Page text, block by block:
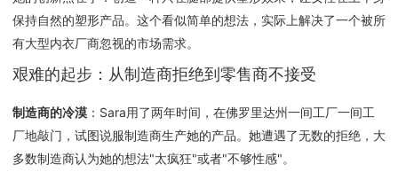
保持自然的塑形产品。这个看似简单的想法，实际上解决了一个被所
有大型内衣厂商忽视的市场需求。
艰难的起步：从制造商拒绝到零售商不接受
制造商的冷漠 ：Sara用了两年时间，在佛罗里达州一间工厂一间工
厂地敲门，试图说服制造商生产她的产品。她遭遇了无数的拒绝，大
多数制造商认为她的想法"太疯狂"或者"不够性感"。